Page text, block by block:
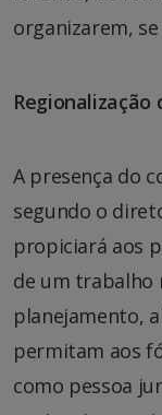
organizarem,
Regionalização
A presença do
segundo o
propiciará aos
de um trabalho
planejamento,
permitam aos
como pessoa